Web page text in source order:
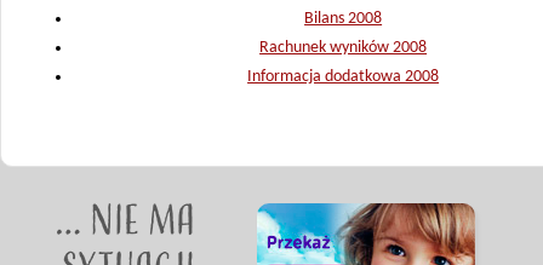
Bilans 2008
Rachunek wyników 2008
Informacja dodatkowa 2008